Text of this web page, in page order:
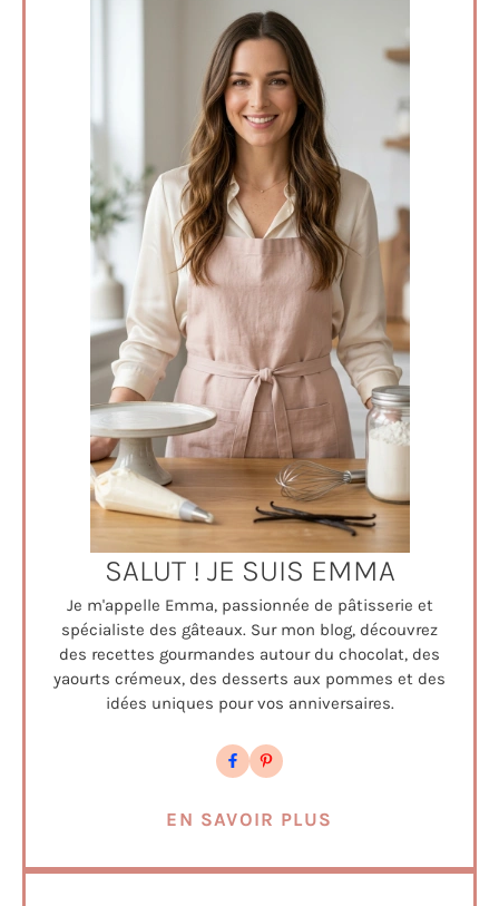
SALUT ! JE SUIS EMMA
Je m'appelle Emma, passionnée de pâtisserie et
spécialiste des gâteaux. Sur mon blog, découvrez
des recettes gourmandes autour du chocolat, des
yaourts crémeux, des desserts aux pommes et des
idées uniques pour vos anniversaires.
EN SAVOIR PLUS